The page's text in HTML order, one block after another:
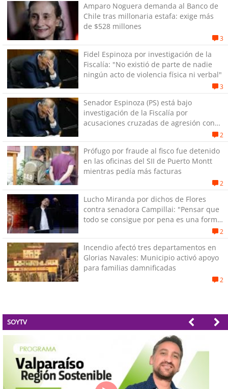
Amparo Noguera demanda al Banco de
Chile tras millonaria estafa: exige más
de $528 millones
3
Fidel Espinoza por investigación de la
Fiscalía: "No existió de parte de nadie
ningún acto de violencia física ni verbal"
3
Senador Espinoza (PS) está bajo
investigación de la Fiscalía por
acusaciones cruzadas de agresión con
2
Prófugo por fraude al fisco fue detenido
en las oficinas del SII de Puerto Montt
mientras pedía más facturas
2
Lucho Miranda por dichos de Flores
contra senadora Campillai: "Pensar que
todo se consigue por pena es una forma
2
Incendio afectó tres departamentos en
Glorias Navales: Municipio activó apoyo
para familias damnificadas
2
SOYTV